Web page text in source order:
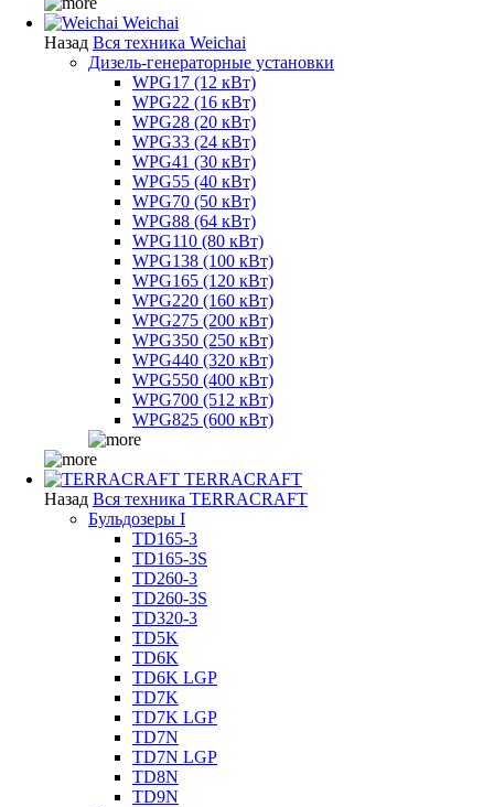
Weichai
Назад Вся техника Weichai
Дизель-генераторные установки
WPG17 (12 кВт)
WPG22 (16 кВт)
WPG28 (20 кВт)
WPG33 (24 кВт)
WPG41 (30 кВт)
WPG55 (40 кВт)
WPG70 (50 кВт)
WPG88 (64 кВт)
WPG110 (80 кВт)
WPG138 (100 кВт)
WPG165 (120 кВт)
WPG220 (160 кВт)
WPG275 (200 кВт)
WPG350 (250 кВт)
WPG440 (320 кВт)
WPG550 (400 кВт)
WPG700 (512 кВт)
WPG825 (600 кВт)
TERRACRAFT
Назад Вся техника TERRACRAFT
Бульдозеры I
TD165-3
TD165-3S
TD260-3
TD260-3S
TD320-3
TD5K
TD6K
TD6K LGP
TD7K
TD7K LGP
TD7N
TD7N LGP
TD8N
TD9N